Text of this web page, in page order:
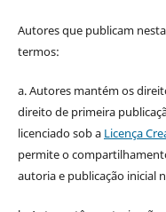
Autores que publicam
termos:
a. Autores mantém os
direito de primeira
licenciado sob a Licença
permite o
autoria e publicação inicial